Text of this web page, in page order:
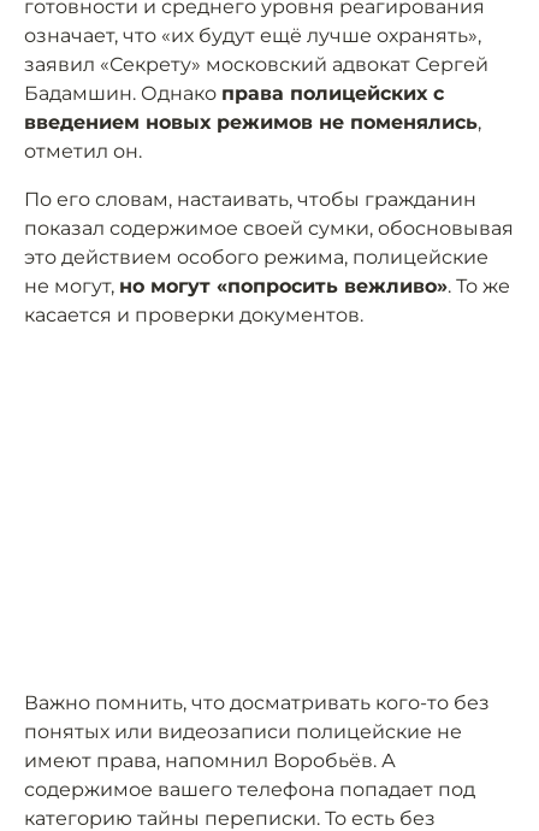
готовности и среднего уровня реагирования
означает, что «их будут ещё лучше охранять»,
заявил «Секрету» московский адвокат Сергей
Бадамшин. Однако права полицейских с
введением новых режимов не поменялись,
отметил он.
По его словам, настаивать, чтобы гражданин
показал содержимое своей сумки, обосновывая
это действием особого режима, полицейские
не могут, но могут «попросить вежливо». То же
касается и проверки документов.
Важно помнить, что досматривать кого-то без
понятых или видеозаписи полицейские не
имеют права, напомнил Воробьёв. А
содержимое вашего телефона попадает под
категорию тайны переписки. То есть без